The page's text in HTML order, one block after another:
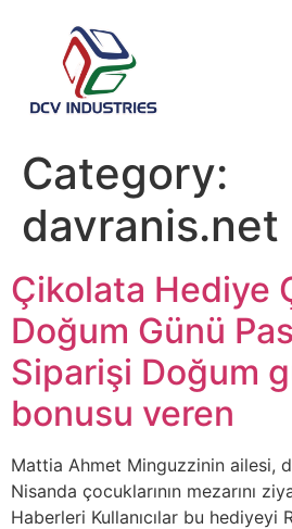
Category:
davranis.net
Çikolata Hediye
Doğum Günü
Siparişi Doğum
bonusu veren
Mattia Ahmet Minguzzinin ailesi,
Nisanda çocuklarının mezarını
Haberleri Kullanıcılar bu hediyeyi